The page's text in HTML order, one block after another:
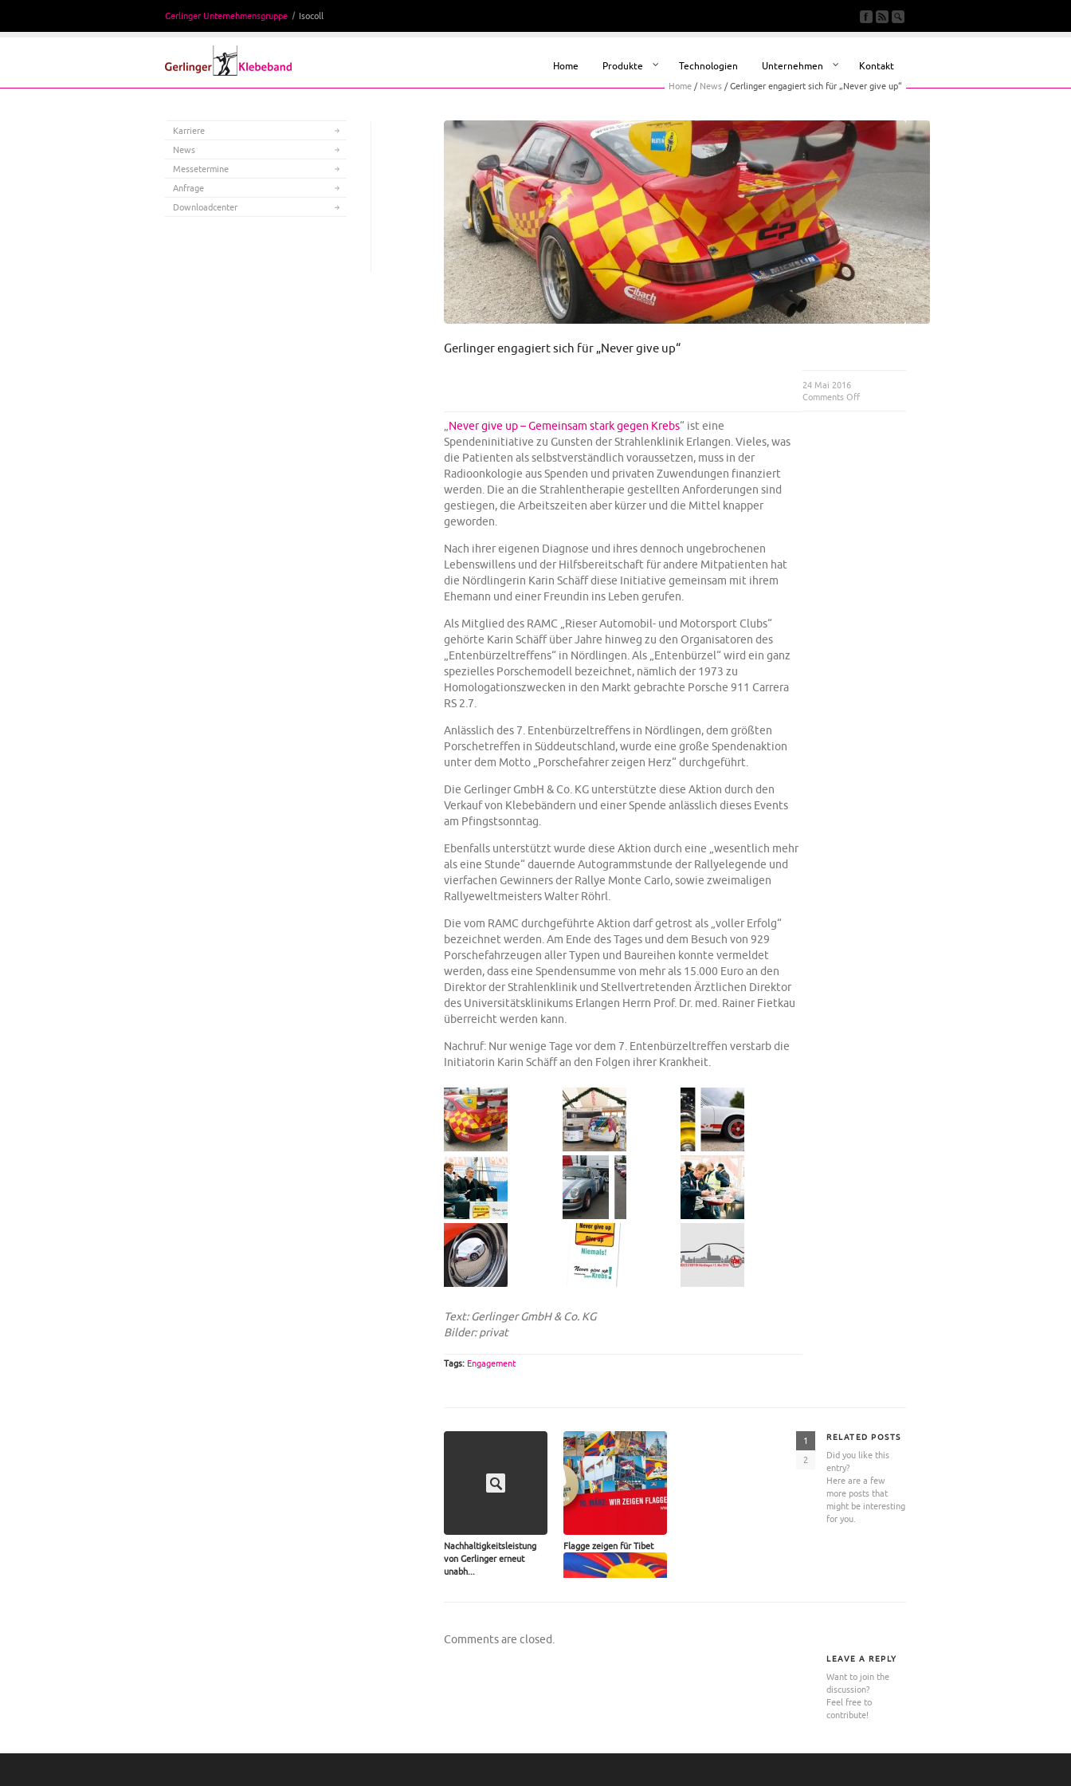
Gerlinger Unternehmensgruppe Isocoll
Home Produkte Technologien Unternehmen Kontakt
Home / News /Gerlinger engagiert sich für „Never give up“
Gerlinger engagiert sich für „Never give up“
24 Mai 2016
Comments Off
Never give up – Gemeinsam stark gegen Krebs“ ist eine
Spendeninitiative zu Gunsten der Strahlenklinik Erlangen. Vieles, was
die Patienten als selbstverständlich voraussetzen, muss in der
Radioonkologie aus Spenden und privaten Zuwendungen finanziert
werden. Die an die Strahlentherapie gestellten Anforderungen sind
gestiegen, die Arbeitszeiten aber kürzer und die Mittel knapper
geworden.
Nach ihrer eigenen Diagnose und ihres dennoch ungebrochenen
Lebenswillens und der Hilfsbereitschaft für andere Mitpatienten hat
die Nördlingerin Karin Schäff diese Initiative gemeinsam mit ihrem
Ehemann und einer Freundin ins Leben gerufen.
Als Mitglied des RAMC „Rieser Automobil- und Motorsport Clubs“
gehörte Karin Schäff über Jahre hinweg zu den Organisatoren des
„Entenbürzeltreffens“ in Nördlingen. Als „Entenbürzel“ wird ein ganz
spezielles Porschemodell bezeichnet, nämlich der 1973 zu
Homologationszwecken in den Markt gebrachte Porsche 911 Carrera
RS 2.7.
Anlässlich des 7. Entenbürzeltreffens in Nördlingen, dem größten
Porschetreffen in Süddeutschland, wurde eine große Spendenaktion
unter dem Motto „Porschefahrer zeigen Herz“ durchgeführt.
Die Gerlinger GmbH & Co. KG unterstützte diese Aktion durch den
Verkauf von Klebebändern und einer Spende anlässlich dieses Events
am Pfingstsonntag.
Ebenfalls unterstützt wurde diese Aktion durch eine „wesentlich mehr
als eine Stunde“ dauernde Autogrammstunde der Rallyelegende und
vierfachen Gewinners der Rallye Monte Carlo, sowie zweimaligen
Rallyeweltmeisters Walter Röhrl.
Die vom RAMC durchgeführte Aktion darf getrost als „voller Erfolg“
bezeichnet werden. Am Ende des Tages und dem Besuch von 929
Porschefahrzeugen aller Typen und Baureihen konnte vermeldet
werden, dass eine Spendensumme von mehr als 15.000 Euro an den
Direktor der Strahlenklinik und Stellvertretenden Ärztlichen Direktor
des Universitätsklinikums Erlangen Herrn Prof. Dr. med. Rainer Fietkau
überreicht werden kann.
Nachruf: Nur wenige Tage vor dem 7. Entenbürzeltreffen verstarb die
Initiatorin Karin Schäff an den Folgen ihrer Krankheit.
Text: Gerlinger GmbH & Co. KG
Bilder: privat
Tags: Engagement
RELATED POSTS
Did you like this
entry?
Here are a few
more posts that
might be interesting
for you.
Nachhaltigkeitsleistung
von Gerlinger erneut
unabh...
Flagge zeigen für Tibet
1
2
Comments are closed.
LEAVE A REPLY
Want to join the
discussion?
Feel free to
contribute!
Karriere
News
Messetermine
Anfrage
Downloadcenter